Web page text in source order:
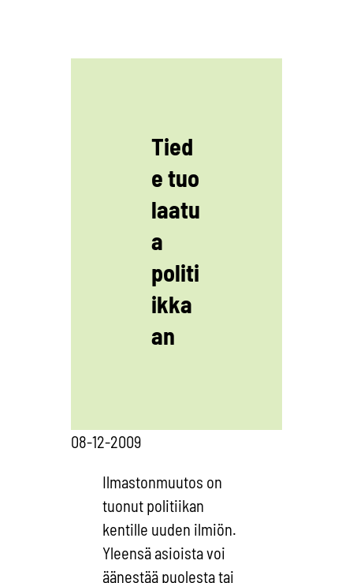
Tied
e tuo
laatu
a
politi
ikka
an
08-12-2009
Ilmastonmuutos on
tuonut politiikan
kentille uuden ilmiön.
Yleensä asioista voi
äänestää puolesta tai